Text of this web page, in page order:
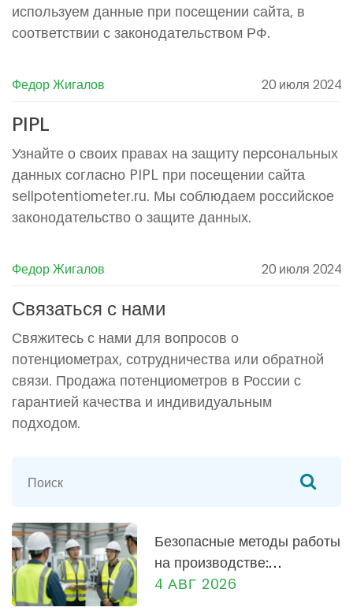
используем данные при посещении сайта, в
соответствии с законодательством РФ.
Федор Жигалов 20 июля 2024
PIPL
Узнайте о своих правах на защиту персональных
данных согласно PIPL при посещении сайта
sellpotentiometer.ru. Мы соблюдаем российское
законодательство о защите данных.
Федор Жигалов 20 июля 2024
Связаться с нами
Свяжитесь с нами для вопросов о
потенциометрах, сотрудничества или обратной
связи. Продажа потенциометров в России с
гарантией качества и индивидуальным
подходом.
Безопасные методы работы
на производстве:
практическое руководство
4 АВГ 2026